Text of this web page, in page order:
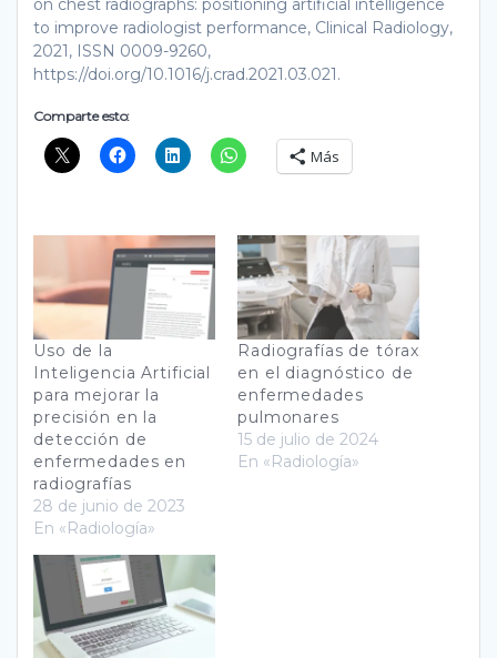
on chest radiographs: positioning artificial intelligence
to improve radiologist performance, Clinical Radiology,
2021, ISSN 0009-9260,
https://doi.org/10.1016/j.crad.2021.03.021.
Comparte esto:
Más
Uso de la
Inteligencia Artificial
para mejorar la
precisión en la
detección de
enfermedades en
radiografías
28 de junio de 2023
En «Radiología»
Radiografías de tórax
en el diagnóstico de
enfermedades
pulmonares
15 de julio de 2024
En «Radiología»